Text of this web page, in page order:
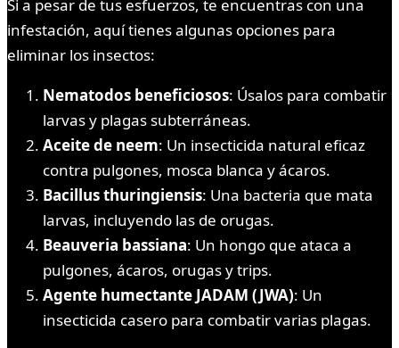
Si a pesar de tus esfuerzos, te encuentras con una
infestación, aquí tienes algunas opciones para
eliminar los insectos:
Nematodos beneficiosos: Úsalos para combatir
larvas y plagas subterráneas.
Aceite de neem: Un insecticida natural eficaz
contra pulgones, mosca blanca y ácaros.
Bacillus thuringiensis: Una bacteria que mata
larvas, incluyendo las de orugas.
Beauveria bassiana: Un hongo que ataca a
pulgones, ácaros, orugas y trips.
Agente humectante JADAM (JWA): Un
insecticida casero para combatir varias plagas.